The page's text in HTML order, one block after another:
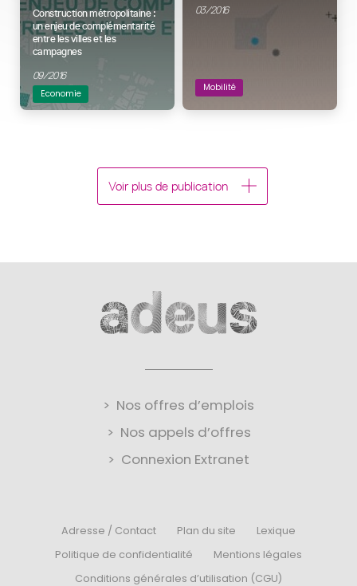
Construction métropolitaine :
un enjeu de complémentarité
entre les villes et les
campagnes
09/2016
Economie
03/2016
Mobilité
Voir plus de publication
Nos offres d’emplois
Nos appels d’offres
Connexion Extranet
Adresse / Contact Plan du site
Lexique
Politique de confidentialité
Mentions légales
Conditions générales d’utilisation (CGU)